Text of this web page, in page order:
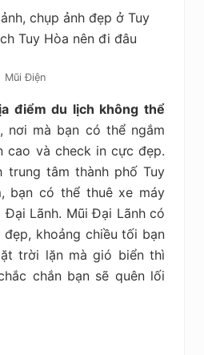
Mũi Điện
điểm du lịch không thể
, nơi mà bạn có thể ngắm
cao và check in cực đẹp.
trung tâm thành phố Tuy
bạn có thể thuê xe máy
Lãnh. Mũi Đại Lãnh có
khoảng chiều tối bạn
trời lặn mà gió biển thì
chắn bạn sẽ quên lối